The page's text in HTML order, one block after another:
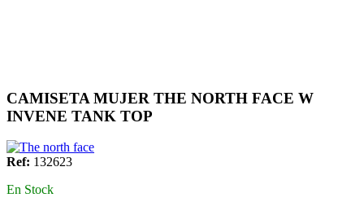
CAMISETA MUJER THE NORTH FACE W
INVENE TANK TOP
Ref: 132623
En Stock